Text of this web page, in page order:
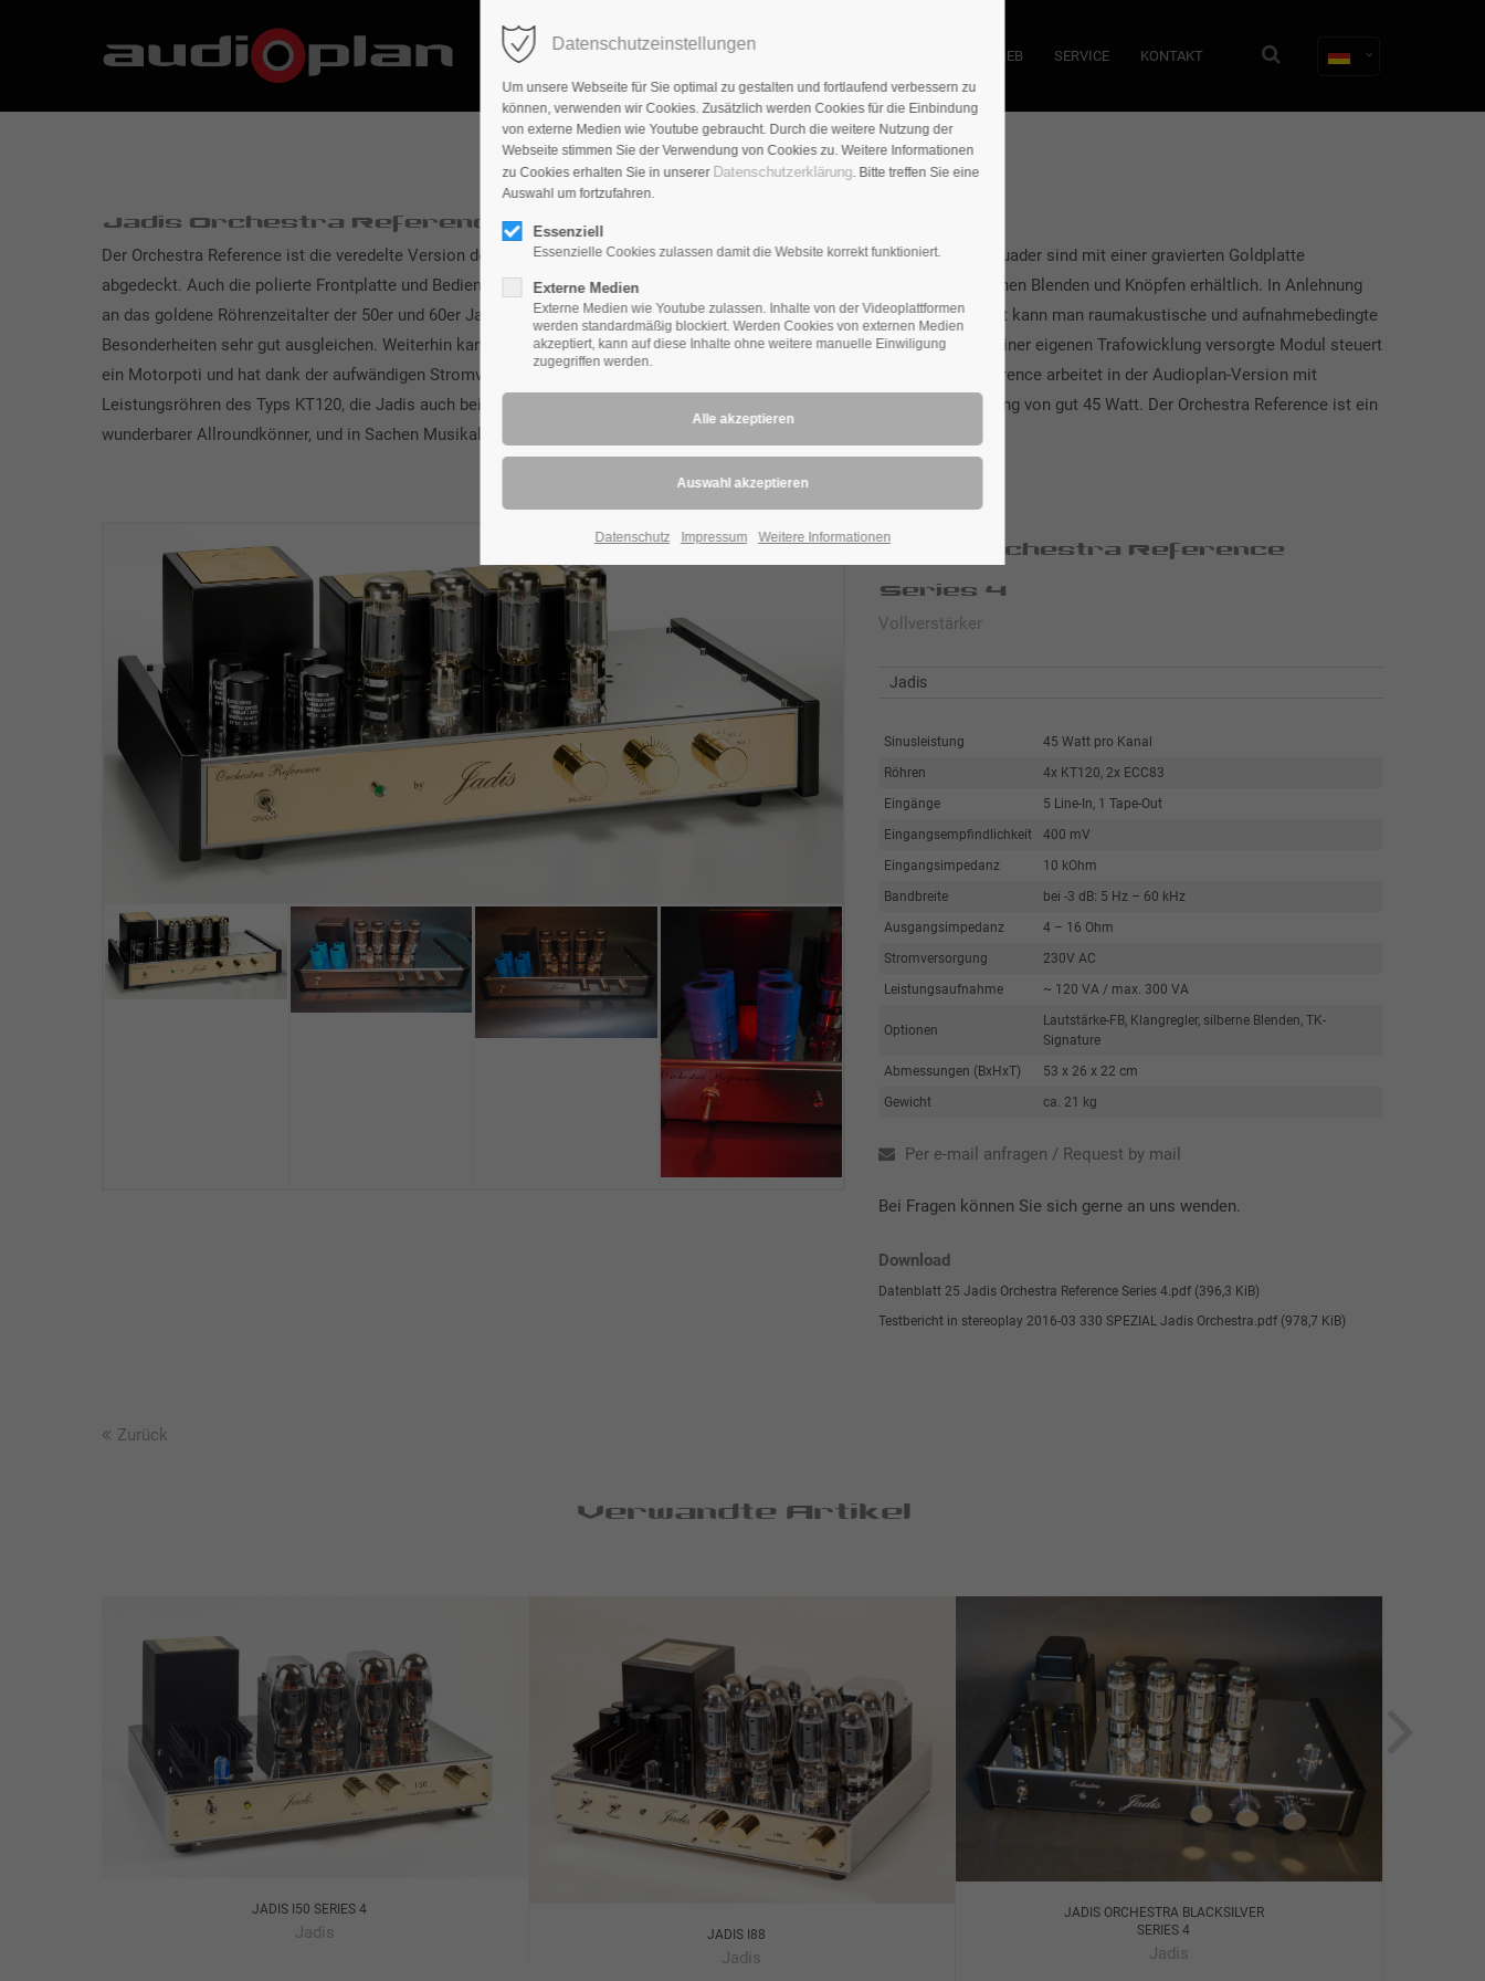
PRODUKTE VERTRIEB SERVICE KONTAKT
Jadis Orchestra Reference Series 4
Der Orchestra Reference ist die veredelte Version des Orchestra BlackSilver. Die gegen Schwingungen vergossenen Trafoquader sind mit einer gravierten Goldplatte
abgedeckt. Auch die polierte Frontplatte und Bedienknöpfe sind echt vergoldet. Auf Wunsch ist er auch mit polierten silbernen Blenden und Knöpfen erhältlich. In Anlehnung
an das goldene Röhrenzeitalter der 50er und 60er Jahre gibt es eine Version mit feinfühlig einstellbaren Klangreglern. Damit kann man raumakustische und aufnahmebedingte
Besonderheiten sehr gut ausgleichen. Weiterhin kann er mit einer Lautstärkefernbedienung ausgestattet werden. Das von einer eigenen Trafowicklung versorgte Modul steuert
ein Motorpoti und hat dank der aufwändigen Stromversorgung keinen negativen Einfluss auf den Klang. Der Orchestra Reference arbeitet in der Audioplan-Version mit
Leistungsröhren des Typs KT120, die Jadis auch bei seinen Top-Produkten einsetzt. Damit erzielt die Reference eine Leistung von gut 45 Watt. Der Orchestra Reference ist ein
wunderbarer Allroundkönner, und in Sachen Musikalität in dieser Preisklasse eine absolute Ausnahmeerscheinung.
Jadis Orchestra Reference
Series 4
Vollverstärker
Jadis
Sinusleistung
45 Watt pro Kanal
Röhren
4x KT120, 2x ECC83
Eingänge
5 Line-In, 1 Tape-Out
Eingangsempfindlichkeit
400 mV
Eingangsimpedanz
10 kOhm
Bandbreite
bei -3 dB: 5 Hz – 60 kHz
Ausgangsimpedanz
4 – 16 Ohm
Stromversorgung
230V AC
Leistungsaufnahme
~ 120 VA / max. 300 VA
Optionen
Lautstärke-FB, Klangregler, silberne Blenden, TK-
Signature
Abmessungen (BxHxT)
53 x 26 x 22 cm
Gewicht
ca. 21 kg
Per e-mail anfragen / Request by mail
Bei Fragen können Sie sich gerne an uns wenden.
Download
Datenblatt 25 Jadis Orchestra Reference Series 4.pdf (396,3 KiB)
Testbericht in stereoplay 2016-03 330 SPEZIAL Jadis Orchestra.pdf (978,7 KiB)
Zurück
Verwandte Artikel
JADIS I50 SERIES 4
Jadis JADIS I88
Jadis
JADIS ORCHESTRA BLACKSILVER
SERIES 4
Jadis
Datenschutzeinstellungen
Um unsere Webseite für Sie optimal zu gestalten und fortlaufend verbessern zu
können, verwenden wir Cookies. Zusätzlich werden Cookies für die Einbindung
von externe Medien wie Youtube gebraucht. Durch die weitere Nutzung der
Webseite stimmen Sie der Verwendung von Cookies zu. Weitere Informationen
zu Cookies erhalten Sie in unserer Datenschutzerklärung. Bitte treffen Sie eine
Auswahl um fortzufahren.
Essenziell
Essenzielle Cookies zulassen damit die Website korrekt funktioniert.
Externe Medien
Externe Medien wie Youtube zulassen. Inhalte von der Videoplattformen
werden standardmäßig blockiert. Werden Cookies von externen Medien
akzeptiert, kann auf diese Inhalte ohne weitere manuelle Einwiligung
zugegriffen werden.
Datenschutz Impressum Weitere Informationen